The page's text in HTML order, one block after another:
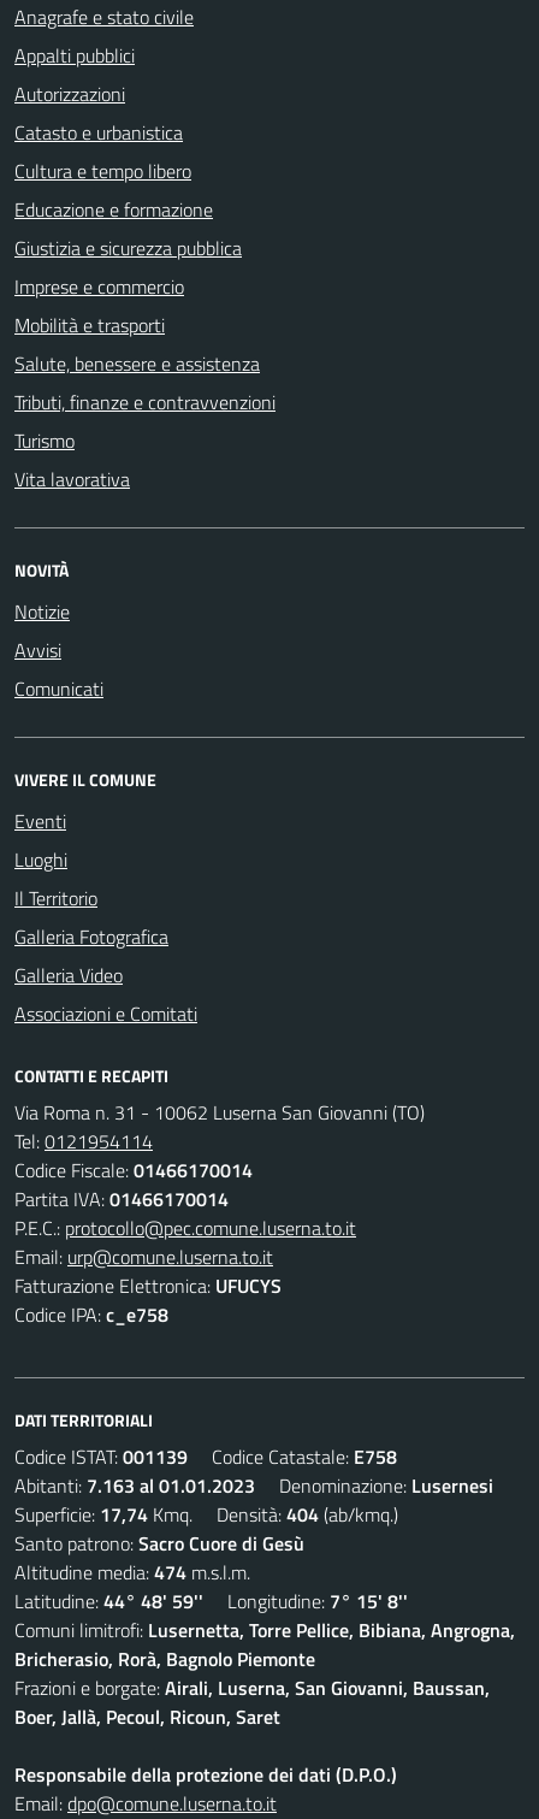
Anagrafe e stato civile
Appalti pubblici
Autorizzazioni
Catasto e urbanistica
Cultura e tempo libero
Educazione e formazione
Giustizia e sicurezza pubblica
Imprese e commercio
Mobilità e trasporti
Salute, benessere e assistenza
Tributi, finanze e contravvenzioni
Turismo
Vita lavorativa
NOVITÀ
Notizie
Avvisi
Comunicati
VIVERE IL COMUNE
Eventi
Luoghi
Il Territorio
Galleria Fotografica
Galleria Video
Associazioni e Comitati
CONTATTI E RECAPITI
Via Roma n. 31 - 10062 Luserna San Giovanni (TO)
Tel:0121954114
Codice Fiscale:01466170014
Partita IVA:01466170014
P.E.C.: protocollo@pec.comune.luserna.to.it
Email: urp@comune.luserna.to.it
Fatturazione Elettronica: UFUCYS
Codice IPA:c_e758
DATI TERRITORIALI
Codice ISTAT:001139 Codice Catastale: E758
Abitanti: 7.163 al 01.01.2023 Denominazione: Lusernesi
Superficie: 17,74 Kmq. Densità:404(ab/kmq.)
Santo patrono:Sacro Cuore di Gesù
Altitudine media:474 m.s.l.m.
Latitudine:44° 48' 59'' Longitudine: 7° 15' 8''
Comuni limitrofi: Lusernetta, Torre Pellice, Bibiana, Angrogna,
Bricherasio, Rorà, Bagnolo Piemonte
Frazioni e borgate:Airali, Luserna, San Giovanni, Baussan,
Boer, Jallà, Pecoul, Ricoun, Saret
Responsabile della protezione dei dati (D.P.O.)
Email:dpo@comune.luserna.to.it